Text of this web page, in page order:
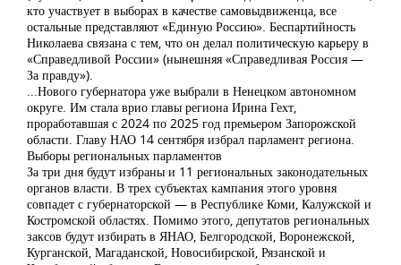
кто участвует в выборах в качестве самовыдвиженца, все
остальные представляют «Единую Россию». Беспартийность
Николаева связана с тем, что он делал политическую карьеру в
«Справедливой России» (нынешняя «Справедливая Россия —
За правду»).
...Нового губернатора уже выбрали в Ненецком автономном
округе. Им стала врио главы региона Ирина Гехт,
проработавшая с 2024 по 2025 год премьером Запорожской
области. Главу НАО 14 сентября избрал парламент региона.
Выборы региональных парламентов
За три дня будут избраны и 11 региональных законодательных
органов власти. В трех субъектах кампания этого уровня
совпадет с губернаторской — в Республике Коми, Калужской и
Костромской областях. Помимо этого, депутатов региональных
заксов будут избирать в ЯНАО, Белгородской, Воронежской,
Курганской, Магаданской, Новосибирской, Рязанской и